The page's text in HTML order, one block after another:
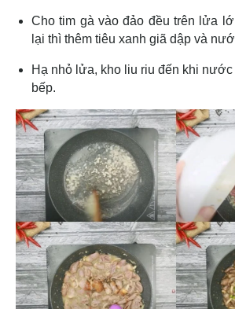
Cho tim gà vào đảo đều trên lửa
lại thì thêm tiêu xanh giã dập và
Hạ nhỏ lửa, kho liu riu đến khi
bếp.